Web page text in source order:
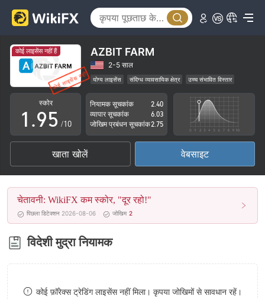
कोई लाइसेंस नहीं हैं AZBIT FARM
2-5 साल
योग्य लाइसेंस संदिग्ध व्यावसायिक क्षेत्र उच्च संभावित विस्तार
स्कोर
0
1
2
3
4
5
6
7
8
.
5
6
7
8
9
1
2
3
4
5
6
7
8
9
/10
नियामक सूचकांक
2.40
व्यापार सूचकांक
6.03
जोखिम प्रबंधन सूचकांक2.75
खाता खोलें वेबसाइट
चेतावनी: WikiFX कम स्कोर, "दूर रहो!"
पिछला डिटेक्शन 2026-08-06 जोखिम 2
विदेशी मुद्रा नियामक
कोई फ़ॉरेक्स ट्रेडिंग लाइसेंस नहीं मिला। कृपया जोखिमों से सावधान रहें।